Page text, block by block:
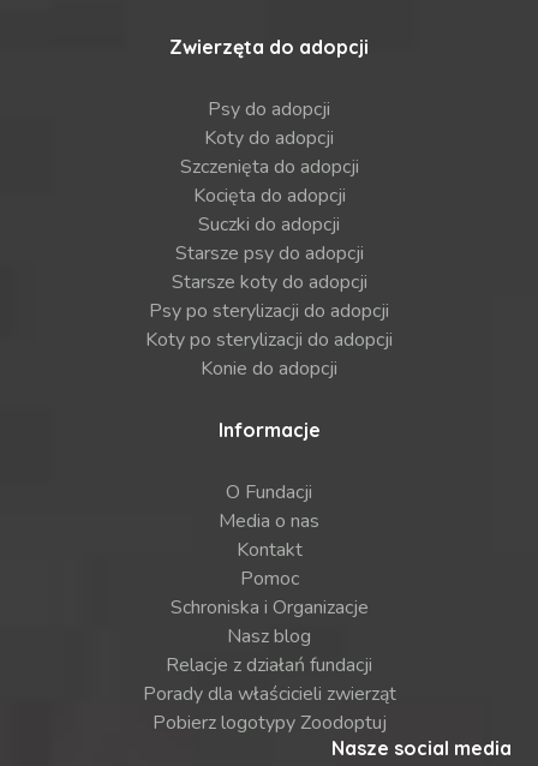
Zwierzęta do adopcji
Psy do adopcji
Koty do adopcji
Szczenięta do adopcji
Kocięta do adopcji
Suczki do adopcji
Starsze psy do adopcji
Starsze koty do adopcji
Psy po sterylizacji do adopcji
Koty po sterylizacji do adopcji
Konie do adopcji
Informacje
O Fundacji
Media o nas
Kontakt
Pomoc
Schroniska i Organizacje
Nasz blog
Relacje z działań fundacji
Porady dla właścicieli zwierząt
Pobierz logotypy Zoodoptuj
Nasze social media